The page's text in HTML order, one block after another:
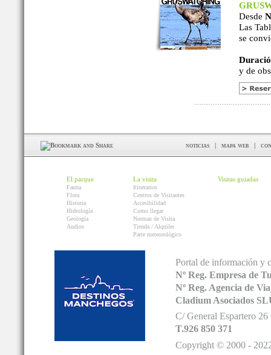
Desde
Las
se
y de
noticias | mapa web |
El parque
Fauna
Flora
Historia
Hidrología
Geología
Audios
La visita
Itinerarios
Centros de Visitantes
Accesibilidad
Como llegar
Normas de Visita
Tienda / Alquiler
Parte meteorológico
Visitas guiadas
Portal de información y
Nº Reg. Empresa de
Nº Reg. Agencia de
Cladium Asociados
C/ General Espartero
T.926 850 371
Copyright © 2000 -